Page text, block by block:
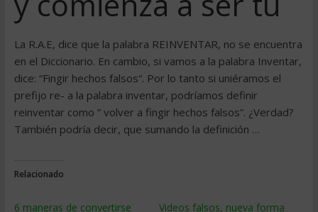
La R.A.E, dice que la palabra REINVENTAR, no se encuentra
en el Diccionario. En cambio, si vamos a la palabra Inventar,
dice: “Fingir hechos falsos“. Por lo tanto si uniéramos el
prefijo re- a la palabra inventar, podríamos definir
reinventar como ” volver a fingir hechos falsos”. ¿Verdad?
También podría decir, que sumando la definición …
Relacionado
6 maneras de convertirse
Videos falsos, nueva forma